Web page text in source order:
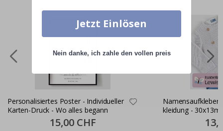
Personalisiertes Poster - Individueller
Karten-Druck - Wo alles begann
Special
Price
15,00 CHF
Namensaufkleber
kleidung -
Price
Jetzt Einlösen
Nein danke, ich zahle den vollen preis